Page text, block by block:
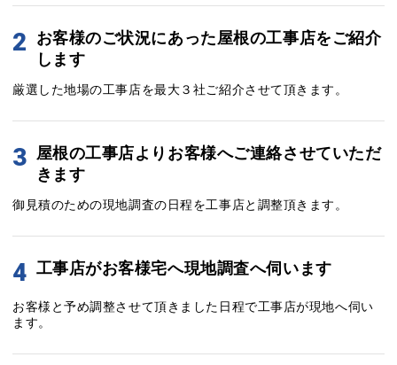
2
お客様のご状況にあった屋根の工事店をご紹介
します
厳選した地場の工事店を最大３社ご紹介させて頂きます。
3 屋根の工事店よりお客様へご連絡させていただ
きます
御見積のための現地調査の日程を工事店と調整頂きます。
4 工事店がお客様宅へ現地調査へ伺います
お客様と予め調整させて頂きました日程で工事店が現地へ伺い
ます。